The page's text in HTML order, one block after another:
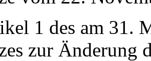
1 des am 31.
zur Änderung